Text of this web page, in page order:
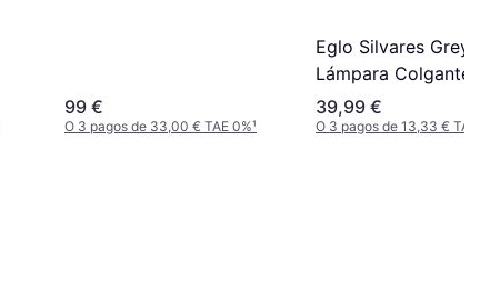
99 €
O 3 pagos de 33,00 € TAE 0%¹
Eglo Silvares Grey
Lámpara Colgante ∅
25cm
39,99 €
O 3 pagos de 13,33 € TAE 0%